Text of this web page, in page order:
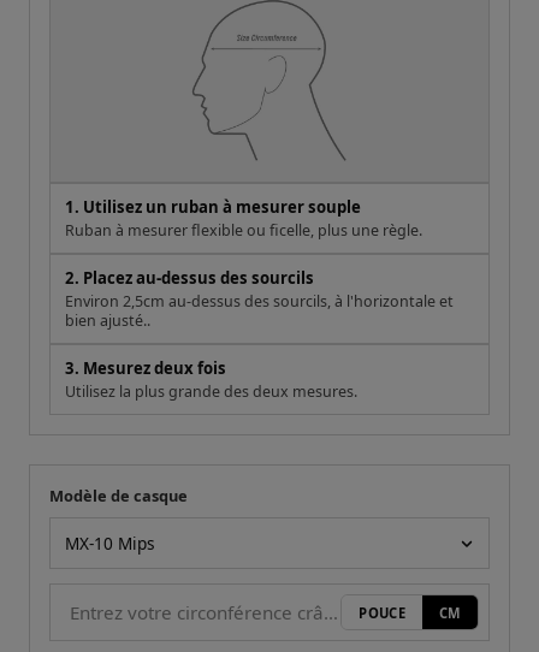
1. Utilisez un ruban à mesurer souple
Ruban à mesurer flexible ou ficelle, plus une règle.
2. Placez au-dessus des sourcils
Environ 2,5cm au-dessus des sourcils, à l'horizontale et
bien ajusté..
3. Mesurez deux fois
Utilisez la plus grande des deux mesures.
Votre mesure
Modèle de casque
POUCE CM